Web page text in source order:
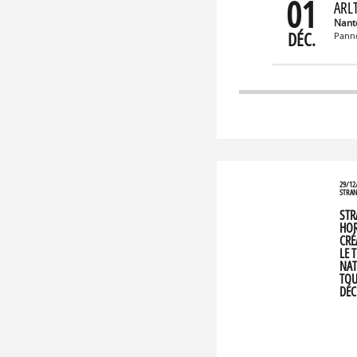
01
DÉC.
29/
LE